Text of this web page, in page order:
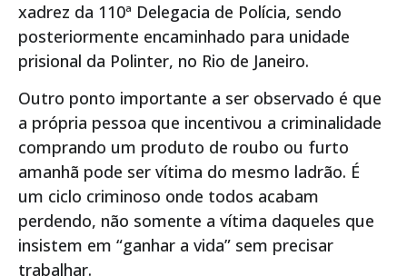
xadrez da 110ª Delegacia de Polícia, sendo
posteriormente encaminhado para unidade
prisional da Polinter, no Rio de Janeiro.
Outro ponto importante a ser observado é que
a própria pessoa que incentivou a criminalidade
comprando um produto de roubo ou furto
amanhã pode ser vítima do mesmo ladrão. É
um ciclo criminoso onde todos acabam
perdendo, não somente a vítima daqueles que
insistem em “ganhar a vida” sem precisar
trabalhar.